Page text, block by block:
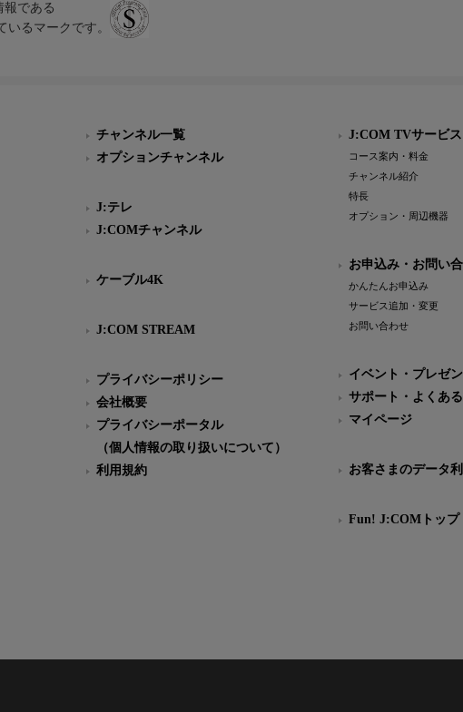
報である
いるマークです。
チャンネル一覧
オプションチャンネル
J:テレ
J:COMチャンネル
ケーブル4K
J:COM STREAM
プライバシーポリシー
会社概要
プライバシーポータル
（個人情報の取り扱いについて）
利用規約
J:COM TVサービ
コース案内・料金
チャンネル紹介
特長
オプション・周辺機器
お申込み・お問い
かんたんお申込み
サービス追加・変更
お問い合わせ
イベント・プレゼン
サポート・よくあ
マイページ
お客さまのデータ
Fun! J:COMトップ